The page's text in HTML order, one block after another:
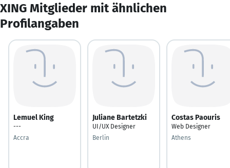
XING Mitglieder mit ähnlichen
Profilangaben
Lemuel King
---
Accra
Juliane Bartetzki
UI/UX Designer
Berlin
Costas Paouris
Web Designer
Athens